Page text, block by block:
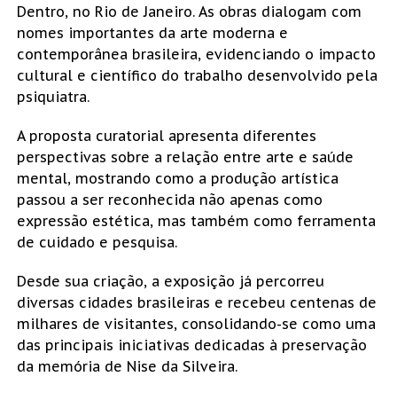
Dentro, no Rio de Janeiro. As obras dialogam com
nomes importantes da arte moderna e
contemporânea brasileira, evidenciando o impacto
cultural e científico do trabalho desenvolvido pela
psiquiatra.
A proposta curatorial apresenta diferentes
perspectivas sobre a relação entre arte e saúde
mental, mostrando como a produção artística
passou a ser reconhecida não apenas como
expressão estética, mas também como ferramenta
de cuidado e pesquisa.
Desde sua criação, a exposição já percorreu
diversas cidades brasileiras e recebeu centenas de
milhares de visitantes, consolidando-se como uma
das principais iniciativas dedicadas à preservação
da memória de Nise da Silveira.